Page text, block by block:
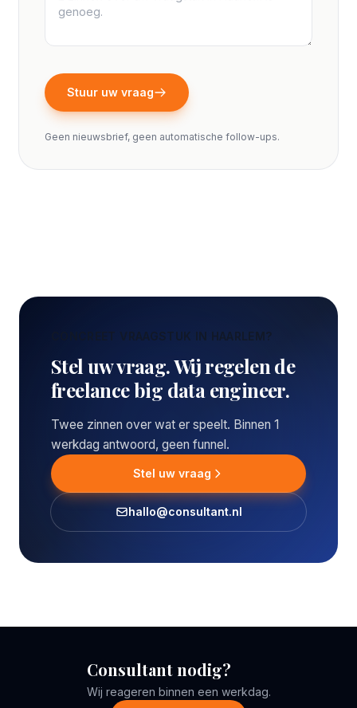
Stuur uw vraag
Geen nieuwsbrief, geen automatische follow-ups.
CONCREET VRAAGSTUK IN HAARLEM?
Stel uw vraag. Wij regelen de
freelance big data engineer.
Twee zinnen over wat er speelt. Binnen 1
werkdag antwoord, geen funnel.
Stel uw vraag
hallo@consultant.nl
Consultant nodig?
Wij reageren binnen een werkdag.